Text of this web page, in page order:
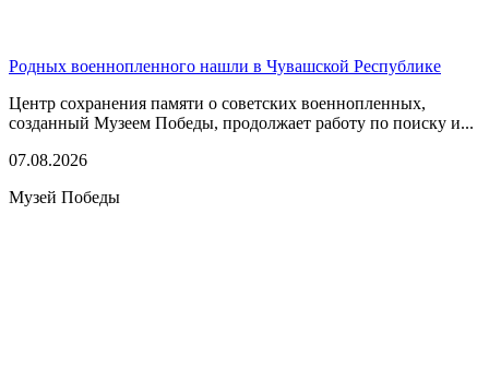
Родных военнопленного нашли в Чувашской Республике
Центр сохранения памяти о советских военнопленных,
созданный Музеем Победы, продолжает работу по поиску и...
07.08.2026
Музей Победы